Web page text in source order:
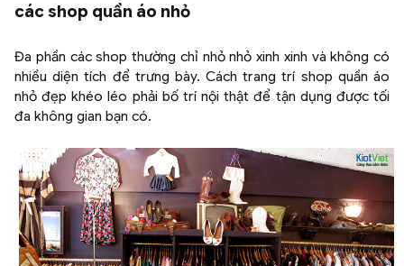
các shop quần áo nhỏ
Đa phần các shop thường chỉ nhỏ nhỏ xinh xinh và không có
nhiều diện tích để trưng bày. Cách trang trí shop quần áo
nhỏ đẹp khéo léo phải bố trí nội thật để tận dụng được tối
đa không gian bạn có.